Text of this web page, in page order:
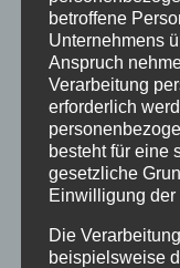
KATEGORIEN
Kategorien
2023 2024
Charity
cool
dancing
Deine
betroffene
Unternehmens
Anspruch
Verarbeitung
erforderlich
besteht für eine
gesetzliche
Einwilligung der
Die
beispielsweise